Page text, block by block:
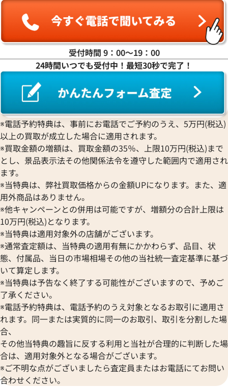
ヤ行
ワ行
受付時間 9：00〜19：00
24時間いつでも受付中！最短30秒で完了！
※電話予約特典は、事前にお電話でご予約のうえ、5万円(税込)
以上の買取が成立した場合に適用されます。
※買取金額の増額は、買取金額の35％、上限10万円(税込)まで
とし、景品表示法その他関係法令を遵守した範囲内で適用され
ます。
※当特典は、弊社買取価格からの金額UPになります。また、適
用外商品はありません。
※他キャンペーンとの併用は可能ですが、増額分の合計上限は
10万円(税込)となります。
※当特典は適用対象外の店舗がございます。
※通常査定額は、当特典の適用有無にかかわらず、品目、状
態、付属品、当日の市場相場その他の当社統一査定基準に基づ
いて算定します。
※当特典は予告なく終了する可能性がございますので、予めご
了承ください。
※電話予約特典は、電話予約のうえ対象となるお取引に適用さ
れます。同一または実質的に同一のお取引、取引を分割した場
合、
その他当特典の趣旨に反する利用と当社が合理的に判断した場
合は、適用対象外となる場合がございます。
※ご不明な点がございましたら査定員またはお電話にてお問い
合わせください。